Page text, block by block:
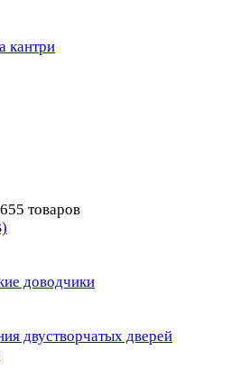
кантри
товаров
доводчики
двустворчатых дверей